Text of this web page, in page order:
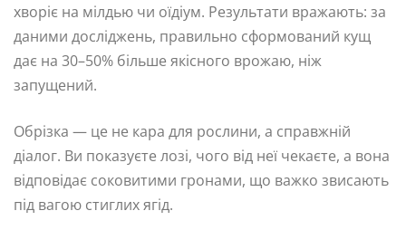
хворіє на мілдью чи оїдіум. Результати вражають: за
даними досліджень, правильно сформований кущ
дає на 30–50% більше якісного врожаю, ніж
запущений.
Обрізка — це не кара для рослини, а справжній
діалог. Ви показуєте лозі, чого від неї чекаєте, а вона
відповідає соковитими гронами, що важко звисають
під вагою стиглих ягід.